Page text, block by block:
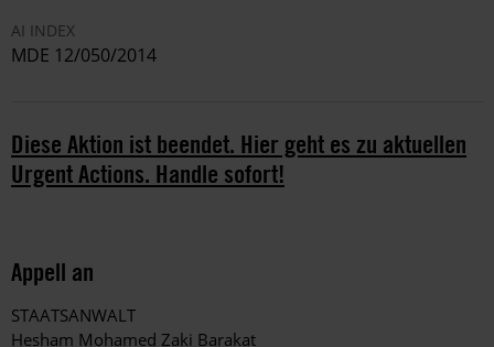
AI INDEX
MDE 12/050/2014
Diese Aktion ist beendet. Hier geht es zu aktuellen
Urgent Actions. Handle sofort!
Appell an
STAATSANWALT
Hesham Mohamed Zaki Barakat